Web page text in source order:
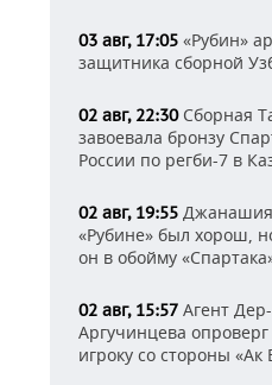
03 авг, 17:05 «Рубин»
защитника сборной
02 авг, 22:30Сборная
завоевала бронзу
России по регби-7 в
02 авг, 19:55
«Рубине» был хорош,
он в обойму
02 авг, 15:57 Агент Дер-
Аргучинцева
игроку со стороны «Ак